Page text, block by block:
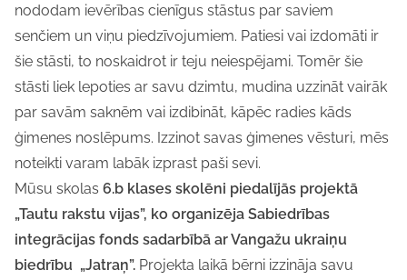
nododam ievērības cienīgus stāstus par saviem
senčiem un viņu piedzīvojumiem. Patiesi vai izdomāti ir
šie stāsti, to noskaidrot ir teju neiespējami. Tomēr šie
stāsti liek lepoties ar savu dzimtu, mudina uzzināt vairāk
par savām saknēm vai izdibināt, kāpēc radies kāds
ģimenes noslēpums. Izzinot savas ģimenes vēsturi, mēs
noteikti varam labāk izprast paši sevi.
Mūsu skolas 6.b klases skolēni piedalījās projektā
„Tautu rakstu vijas”, ko organizēja Sabiedrības
integrācijas fonds sadarbībā ar Vangažu ukraiņu
biedrību „Jatraņ”. Projekta laikā bērni izzināja savu